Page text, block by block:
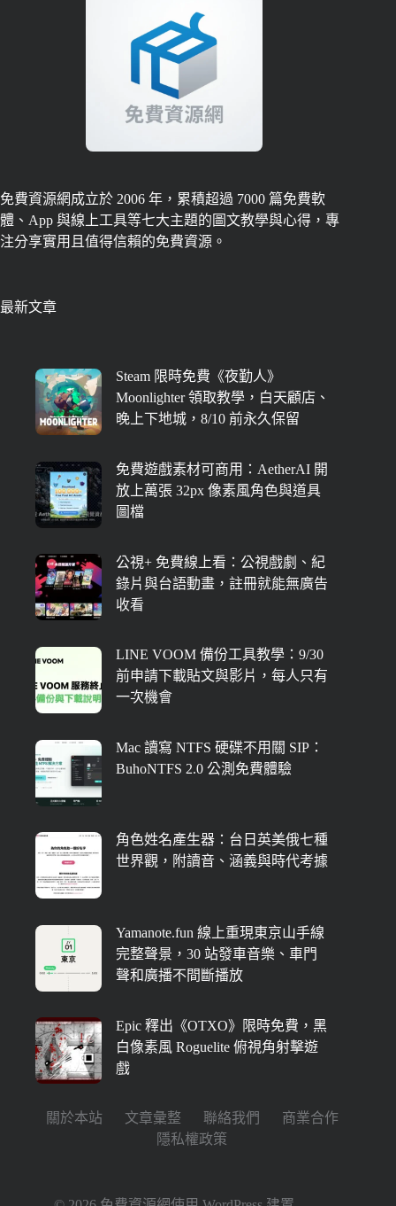
免費資源網成立於 2006 年，累積超過 7000 篇免費軟
體、App 與線上工具等七大主題的圖文教學與心得，專
注分享實用且值得信賴的免費資源。
最新文章
Steam 限時免費《夜勤人》
Moonlighter 領取教學，白天顧店、
晚上下地城，8/10 前永久保留
免費遊戲素材可商用：AetherAI 開
放上萬張 32px 像素風角色與道具
圖檔
公視+ 免費線上看：公視戲劇、紀
錄片與台語動畫，註冊就能無廣告
收看
LINE VOOM 備份工具教學：9/30
前申請下載貼文與影片，每人只有
一次機會
Mac 讀寫 NTFS 硬碟不用關 SIP：
BuhoNTFS 2.0 公測免費體驗
角色姓名產生器：台日英美俄七種
世界觀，附讀音、涵義與時代考據
Yamanote.fun 線上重現東京山手線
完整聲景，30 站發車音樂、車門
聲和廣播不間斷播放
Epic 釋出《OTXO》限時免費，黑
白像素風 Roguelite 俯視角射擊遊
戲
關於本站 文章彙整 聯絡我們
商業合作
隱私權政策